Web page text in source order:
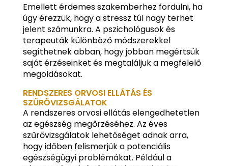
Emellett érdemes szakemberhez fordulni, ha
úgy érezzük, hogy a stressz túl nagy terhet
jelent számunkra. A pszichológusok és
terapeuták különböző módszerekkel
segíthetnek abban, hogy jobban megértsük
saját érzéseinket és megtaláljuk a megfelelő
megoldásokat.
RENDSZERES ORVOSI ELLÁTÁS ÉS
SZŰRŐVIZSGÁLATOK
A rendszeres orvosi ellátás elengedhetetlen
az egészség megőrzéséhez. Az éves
szűrővizsgálatok lehetőséget adnak arra,
hogy időben felismerjük a potenciális
egészségügyi problémákat. Például a